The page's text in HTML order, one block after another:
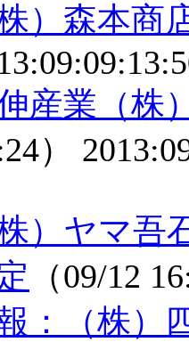
株）森本商
産業（株
）
株）ヤマ
（09/12
：（株）